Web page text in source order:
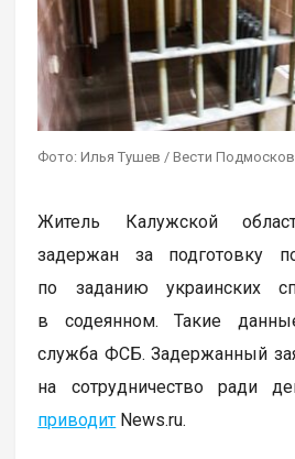
Фото: Илья Тушев / Вести
Житель Калужской
задержан за подготовку
по заданию украинских
в содеянном. Такие
служба ФСБ. Задержанный
на сотрудничество ради
приводит News.ru.